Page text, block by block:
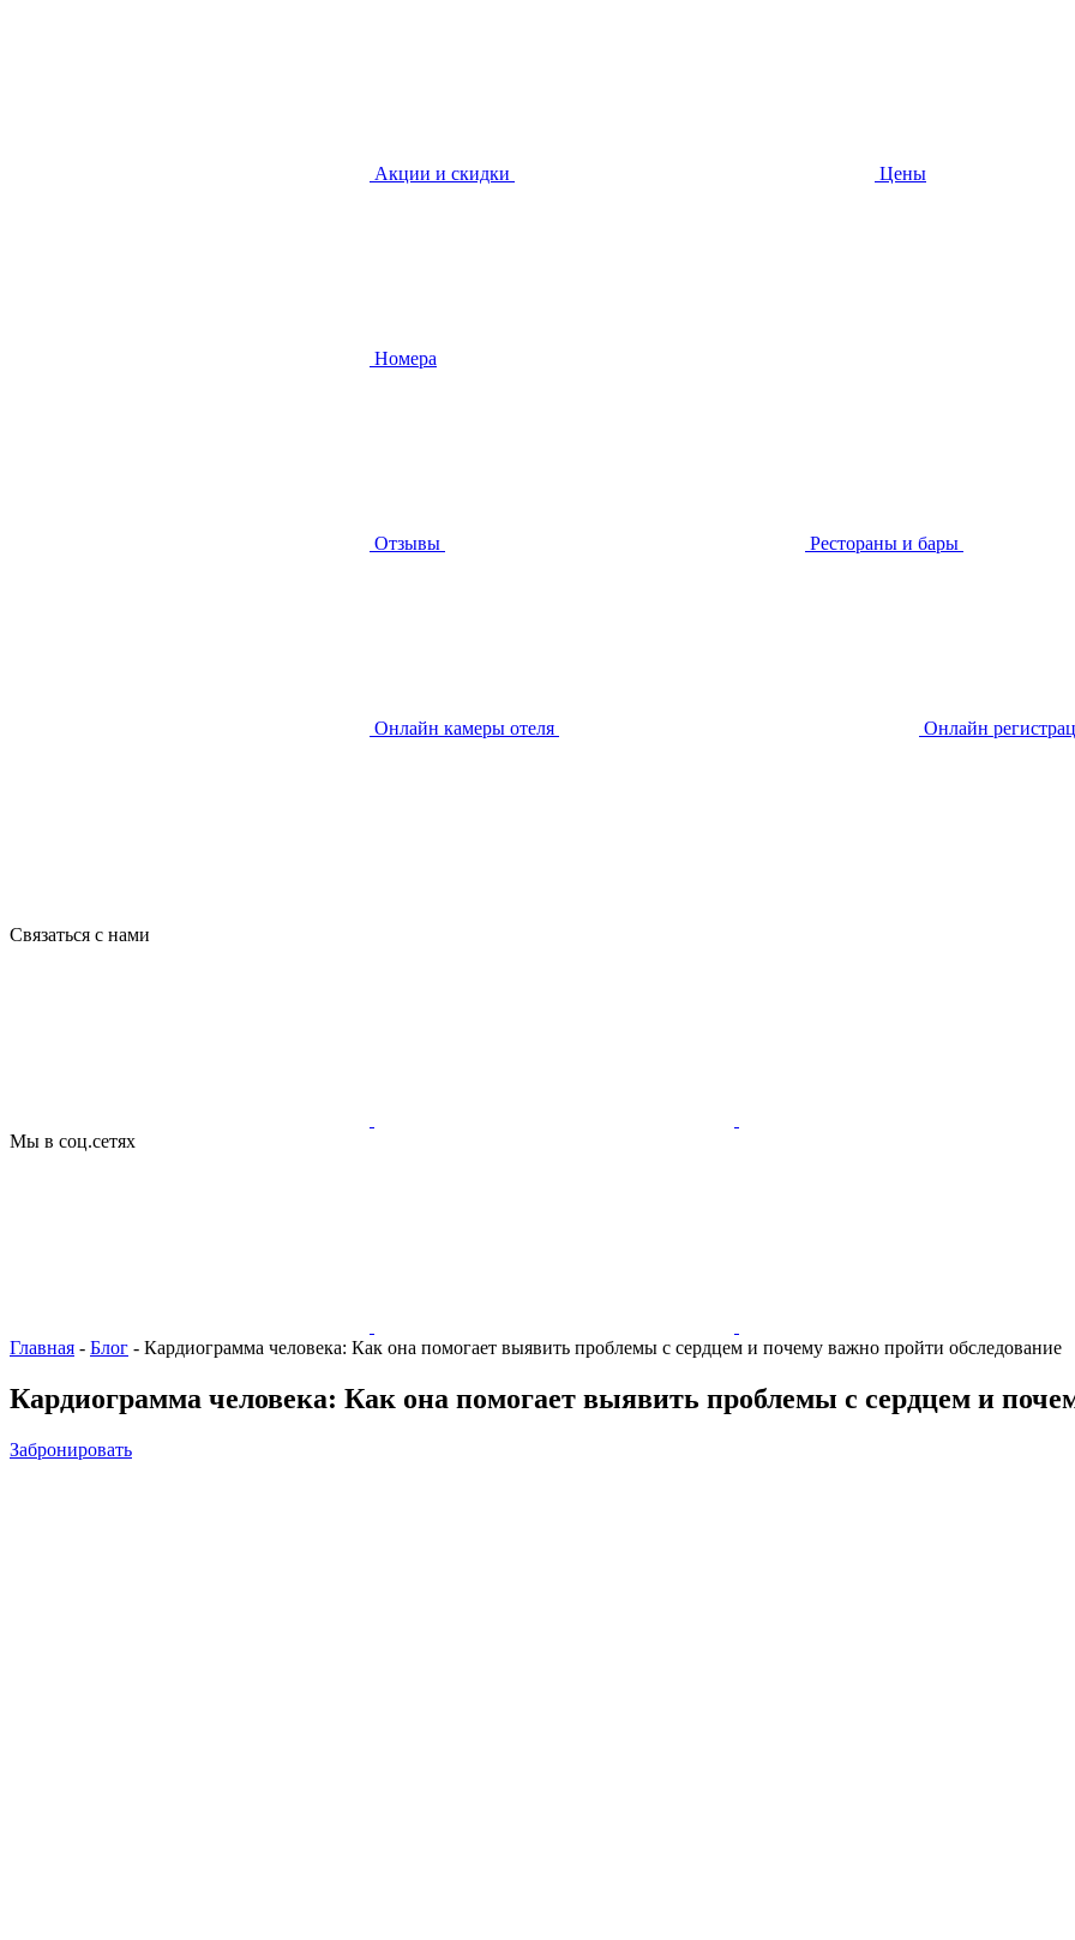
Акции и скидки Цены
Номера
Отзывы Рестораны и бары
Онлайн камеры отеля Онлайн
Связаться с нами
Мы в соц.сетях
Главная - Блог - Кардиограмма человека: Как она помогает выявить проблемы с сердцем и почему важно пройти обследование
Кардиограмма человека: Как она помогает выявить проблемы с сердцем и
Забронировать